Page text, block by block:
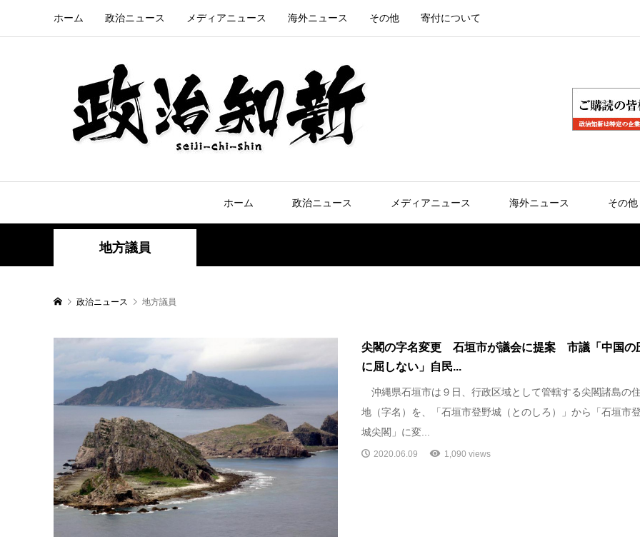
ホーム 政治ニュース メディアニュース 海外ニュース その他 寄付について
ホーム 政治ニュース メディアニュース 海外ニュース その他
地方議員
政治ニュース 地方議員
尖閣の字名変更 石垣市が議会に提案 市議「中国の
に屈しない」自民...
沖縄県石垣市は９日、行政区域として管轄する尖閣諸島の
地（字名）を、「石垣市登野城（とのしろ）」から「石垣市
城尖閣」に変...
2020.06.09 1,090 views